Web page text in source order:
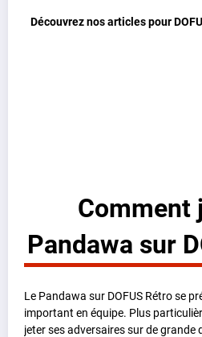
Découvrez nos articles pour
Comment
Pandawa sur
Le Pandawa sur DOFUS Rétro se
important en équipe. Plus
jeter ses adversaires sur de grande